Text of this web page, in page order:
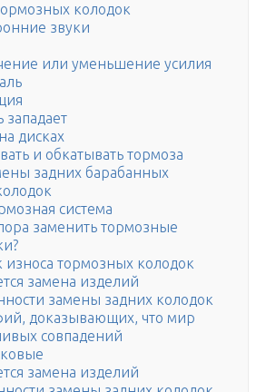
колодок
звуки
или уменьшение усилия
западает
дисках
и обкатывать тормоза
задних барабанных
система
заменить тормозные
износа тормозных колодок
замена изделий
замены задних колодок
доказывающих, что мир
совпадений
замена изделий